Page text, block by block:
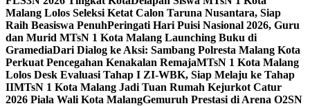
Malang Lolos Seleksi Ketat Calon Taruna Nusantara, Siap
Raih Beasiswa PenuhPeringati Hari Puisi Nasional 2026, Guru
dan Murid MTsN 1 Kota Malang Launching Buku di
GramediaDari Dialog ke Aksi: Sambang Polresta Malang Kota
Perkuat Pencegahan Kenakalan RemajaMTsN 1 Kota Malang
Lolos Desk Evaluasi Tahap I ZI-WBK, Siap Melaju ke Tahap
IIMTsN 1 Kota Malang Jadi Tuan Rumah Kejurkot Catur
2026 Piala Wali Kota MalangGemuruh Prestasi di Arena O2SN